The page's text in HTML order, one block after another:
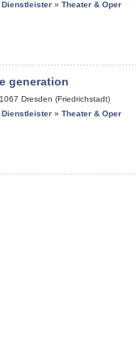
Dienstleister » Theater & Oper
generation
Dresden (Friedrichstadt)
Dienstleister » Theater & Oper